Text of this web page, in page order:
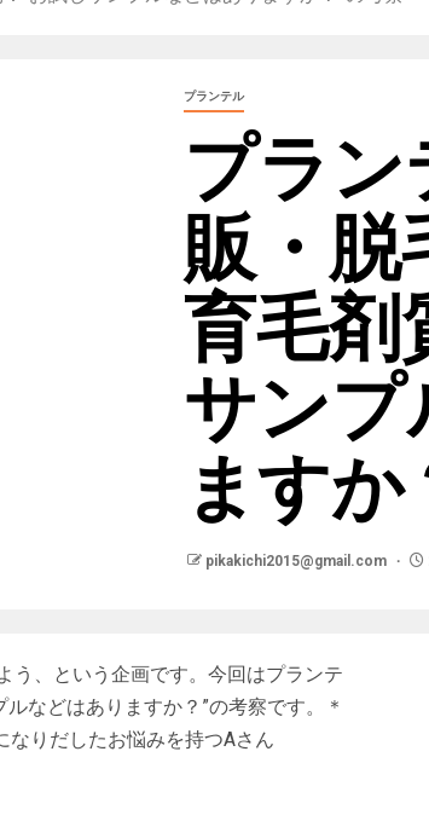
プランテル
プラン
販・脱
育毛剤
サンプ
ますか
pikakichi2015@gmail.com
う、という企画です。今回はプランテ
などはありますか？”の考察です。＊
なりだしたお悩みを持つAさん